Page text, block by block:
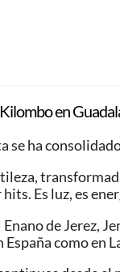
en
se ha
Es luz, es
de Jerez,
como en